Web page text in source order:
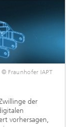
© Fraunhofer IAPT
der
vorhersagen,